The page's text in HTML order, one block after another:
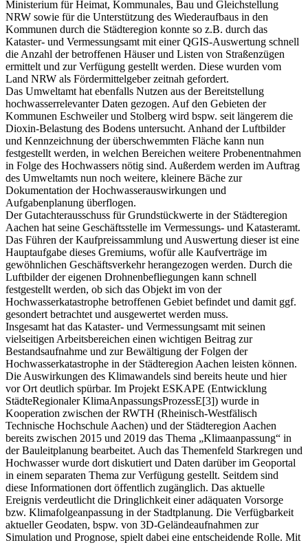
Ministerium für Heimat, Kommunales, Bau und Gleichstellung
NRW sowie für die Unterstützung des Wiederaufbaus in den
Kommunen durch die Städteregion konnte so z.B. durch das
Kataster- und Vermessungsamt mit einer QGIS-Auswertung schnell
die Anzahl der betroffenen Häuser und Listen von Straßenzügen
ermittelt und zur Verfügung gestellt werden. Diese wurden vom
Land NRW als Fördermittelgeber zeitnah gefordert.
Das Umweltamt hat ebenfalls Nutzen aus der Bereitstellung
hochwasserrelevanter Daten gezogen. Auf den Gebieten der
Kommunen Eschweiler und Stolberg wird bspw. seit längerem die
Dioxin-Belastung des Bodens untersucht. Anhand der Luftbilder
und Kennzeichnung der überschwemmten Fläche kann nun
festgestellt werden, in welchen Bereichen weitere Probenentnahmen
in Folge des Hochwassers nötig sind. Außerdem werden im Auftrag
des Umweltamts nun noch weitere, kleinere Bäche zur
Dokumentation der Hochwasserauswirkungen und
Aufgabenplanung überflogen.
Der Gutachterausschuss für Grundstückwerte in der Städteregion
Aachen hat seine Geschäftsstelle im Vermessungs- und Katasteramt.
Das Führen der Kaufpreissammlung und Auswertung dieser ist eine
Hauptaufgabe dieses Gremiums, wofür alle Kaufverträge im
gewöhnlichen Geschäftsverkehr herangezogen werden. Durch die
Luftbilder der eigenen Drohnenbefliegungen kann schnell
festgestellt werden, ob sich das Objekt im von der
Hochwasserkatastrophe betroffenen Gebiet befindet und damit ggf.
gesondert betrachtet und ausgewertet werden muss.
Insgesamt hat das Kataster- und Vermessungsamt mit seinen
vielseitigen Arbeitsbereichen einen wichtigen Beitrag zur
Bestandsaufnahme und zur Bewältigung der Folgen der
Hochwasserkatastrophe in der Städteregion Aachen leisten können.
Die Auswirkungen des Klimawandels sind bereits heute und hier
vor Ort deutlich spürbar. Im Projekt ESKAPE (Entwicklung
StädteRegionaler KlimaAnpassungsProzessE[3]) wurde in
Kooperation zwischen der RWTH (Rheinisch-Westfälisch
Technische Hochschule Aachen) und der Städteregion Aachen
bereits zwischen 2015 und 2019 das Thema „Klimaanpassung“ in
der Bauleitplanung bearbeitet. Auch das Themenfeld Starkregen und
Hochwasser wurde dort diskutiert und Daten darüber im Geoportal
in einem separaten Thema zur Verfügung gestellt. Seitdem sind
diese Informationen dort öffentlich zugänglich. Das aktuelle
Ereignis verdeutlicht die Dringlichkeit einer adäquaten Vorsorge
bzw. Klimafolgeanpassung in der Stadtplanung. Die Verfügbarkeit
aktueller Geodaten, bspw. von 3D-Geländeaufnahmen zur
Simulation und Prognose, spielt dabei eine entscheidende Rolle. Mit